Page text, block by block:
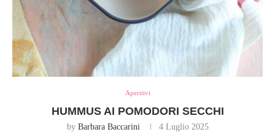
Aperitivi
HUMMUS AI POMODORI SECCHI
by Barbara Baccarini 4 Luglio 2025